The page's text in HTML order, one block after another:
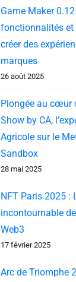
Game Maker
fonctionnalités
créer des
marques
26 août 2025
Plongée au cœur
Show by CA,
Agricole sur le
Sandbox
28 mai 2025
NFT Paris 2025 :
incontournable
Web3
17 février 2025
Arc de Triomphe